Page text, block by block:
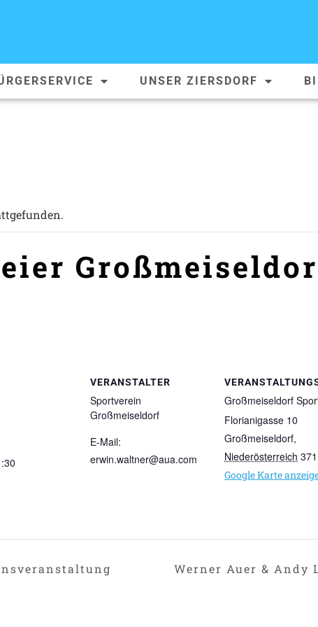
UNSER ZIERSDORF
VERANSTALTER
Sportverein
Großmeiseldorf
E-Mail:
erwin.waltner@aua.com
Großmeiseldorf
Florianigasse 10
Großmeiseldorf,
Niederösterreich
Google Karte
Werner Auer & Andy